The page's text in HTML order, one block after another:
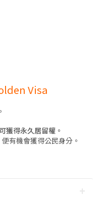
Visa
獲得永久居留權。
有機會獲得公民身分。